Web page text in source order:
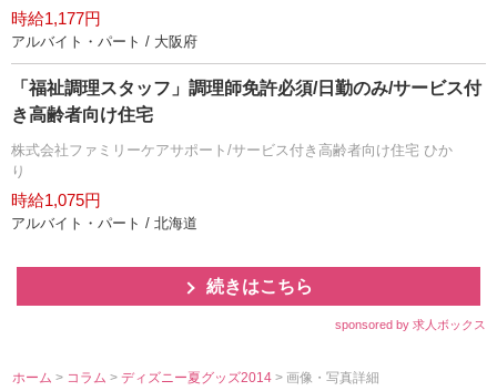
時給1,177円
アルバイト・パート / 大阪府
「福祉調理スタッフ」調理師免許必須/日勤のみ/サービス付
き高齢者向け住宅
株式会社ファミリーケアサポート/サービス付き高齢者向け住宅 ひか
り
時給1,075円
アルバイト・パート / 北海道
続きはこちら
sponsored by 求人ボックス
ホーム > コラム>ディズニー夏グッズ2014> 画像・写真詳細